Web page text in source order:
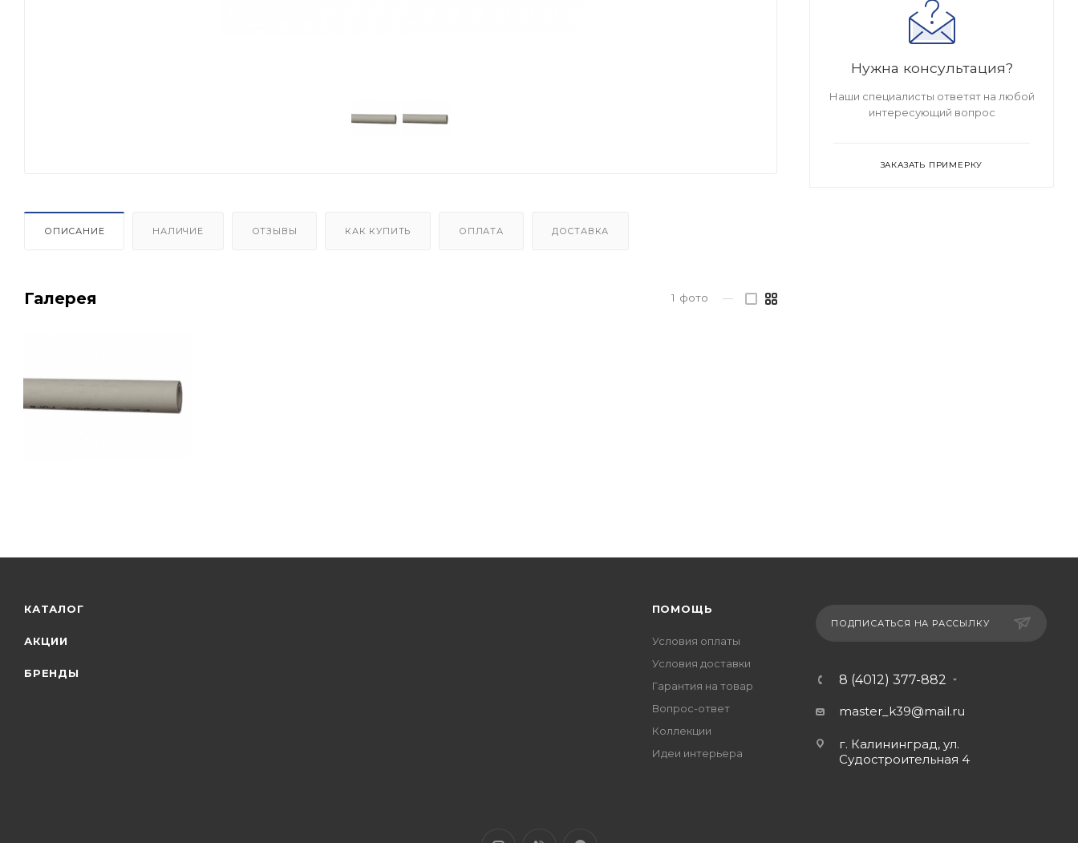
ОПИСАНИЕ НАЛИЧИЕ ОТЗЫВЫ КАК КУПИТЬ ОПЛАТА ДОСТАВКА
Галерея 1 фото —
Нужна консультация?
Наши специалисты ответят на любой
интересующий вопрос
ЗАКАЗАТЬ ПРИМЕРКУ
КАТАЛОГ
АКЦИИ
БРЕНДЫ
ПОМОЩЬ
Условия оплаты
Условия доставки
Гарантия на товар
Вопрос-ответ
Коллекции
Идеи интерьера
ПОДПИСАТЬСЯ НА РАССЫЛКУ
8 (4012) 377-882
master_k39@mail.ru
г. Калининград, ул.
Судостроительная 4